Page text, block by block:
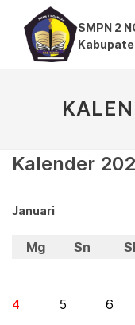
SMPN 2
Kalender
Januari
Mg Sn Sl
4
5 6